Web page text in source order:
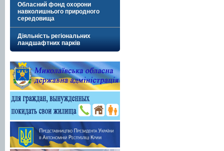
Обласний фонд охорони
навколишнього природного
середовища
Діяльність регіональних
ландшафтних парків